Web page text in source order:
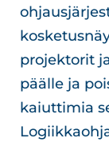
projektorit
päälle ja
kaiuttimia